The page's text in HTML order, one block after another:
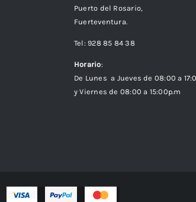
Puerto del Rosario,
Fuerteventura.
Tel: 928 85 84 38
Horario:
De Lunes a Jueves de 08:00 a
y Viernes de 08:00 a 15:00p.m